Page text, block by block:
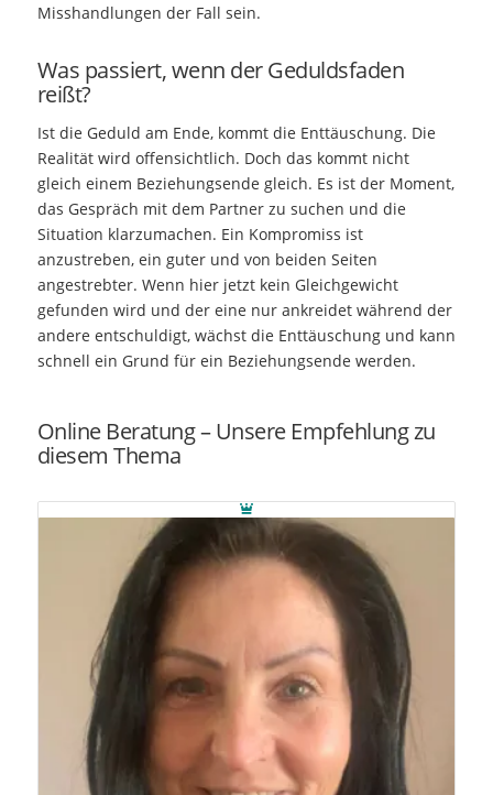
Misshandlungen der Fall sein.
Was passiert, wenn der Geduldsfaden
reißt?
Ist die Geduld am Ende, kommt die Enttäuschung. Die
Realität wird offensichtlich. Doch das kommt nicht
gleich einem Beziehungsende gleich. Es ist der Moment,
das Gespräch mit dem Partner zu suchen und die
Situation klarzumachen. Ein Kompromiss ist
anzustreben, ein guter und von beiden Seiten
angestrebter. Wenn hier jetzt kein Gleichgewicht
gefunden wird und der eine nur ankreidet während der
andere entschuldigt, wächst die Enttäuschung und kann
schnell ein Grund für ein Beziehungsende werden.
Online Beratung – Unsere Empfehlung zu
diesem Thema